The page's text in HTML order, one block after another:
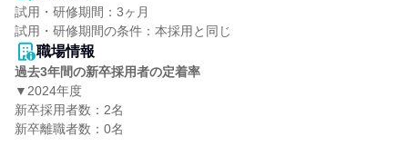
試用・研修期間：3ヶ月
職場情報
過去3年間の新卒採用者の定着率
▼2024年度
新卒採用者数：2名
新卒離職者数：0名